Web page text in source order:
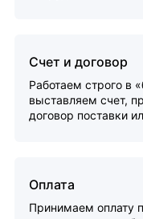
Счет и договор
Работаем строго в
выставляем счет,
договор поставки
Оплата
Принимаем оплату